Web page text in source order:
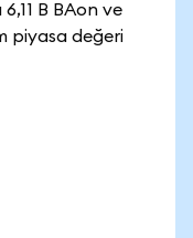
6,11 B BAon ve
piyasa değeri